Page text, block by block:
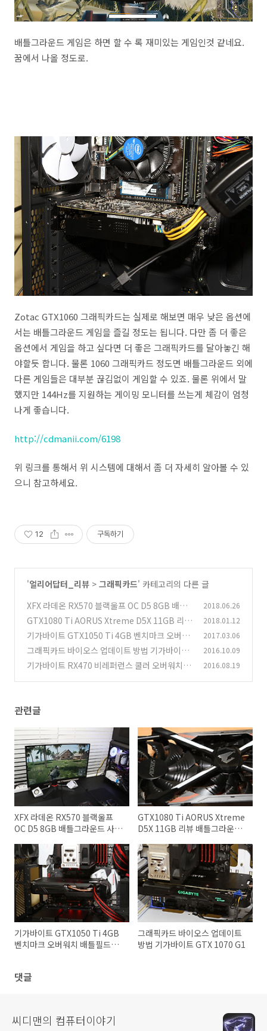
배틀그라운드 게임은 하면 할 수 록 재미있는 게임인것 같네요.
꿈에서 나올 정도로.
Zotac GTX1060 그래픽카드는 실제로 해보면 매우 낮은 옵션에
서는 배틀그라운드 게임을 즐길 정도는 됩니다. 다만 좀 더 좋은
옵션에서 게임을 하고 싶다면 더 좋은 그래픽카드를 달아놓긴 해
야할듯 합니다. 물론 1060 그래픽카드 정도면 배틀그라운드 외에
다른 게임들은 대부분 끊김없이 게임할 수 있죠. 물론 위에서 말
했지만 144Hz를 지원하는 게이밍 모니터를 쓰는게 체감이 엄청
나게 좋습니다.
http://cdmanii.com/6198
위 링크를 통해서 위 시스템에 대해서 좀 더 자세히 알아볼 수 있
으니 참고하세요.
12 구독하기
'얼리어답터_리뷰 > 그래픽카드' 카테고리의 다른 글
XFX 라데온 RX570 블랙울프 OC D5 8GB 배틀
그라운드 사용기 (3)
2018.06.26
GTX1080 Ti AORUS Xtreme D5X 11GB 리뷰
배틀그라운드 프레임
(39)
2018.01.12
기가바이트 GTX1050 Ti 4GB 벤치마크 오버워
치 배틀필드1 성능 소음 (3)
2017.03.06
그래픽카드 바이오스 업데이트 방법 기가바이트
GTX 1070 G1 (4)
2016.10.09
기가바이트 RX470 비레퍼런스 쿨러 오버워치 성
2016.08.19
관련글
XFX 라데온 RX570 블랙울프
OC D5 8GB 배틀그라운드 사용
GTX1080 Ti AORUS Xtreme
D5X 11GB 리뷰 배틀그라운드
기가바이트 GTX1050 Ti 4GB
벤치마크 오버워치 배틀필드1
그래픽카드 바이오스 업데이트
방법 기가바이트 GTX 1070 G1
댓글
씨디맨의 컴퓨터이야기